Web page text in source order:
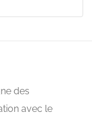
des
avec le